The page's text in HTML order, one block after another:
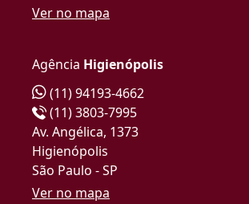
Ver no mapa
Agência Higienópolis
(11) 94193-4662
(11) 3803-7995
Av. Angélica, 1373
Higienópolis
São Paulo - SP
Ver no mapa